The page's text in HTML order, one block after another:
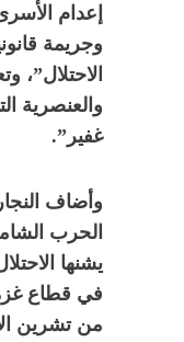
إعدام
وجريمة
الاحتلال”،
والعنصرية
غفير”.
وأضاف
الحرب
يشنها
في قطاع غزة